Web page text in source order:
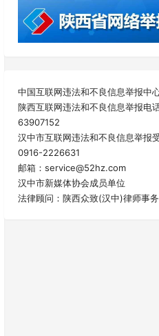
中国互联网违法和不良信息举报中
陕西互联网违法和不良信息举报电
63907152
汉中市互联网违法和不良信息举报
0916-2226631
邮箱：service@52hz.com
汉中市新媒体协会成员单位
法律顾问：陕西众致(汉中)律师事